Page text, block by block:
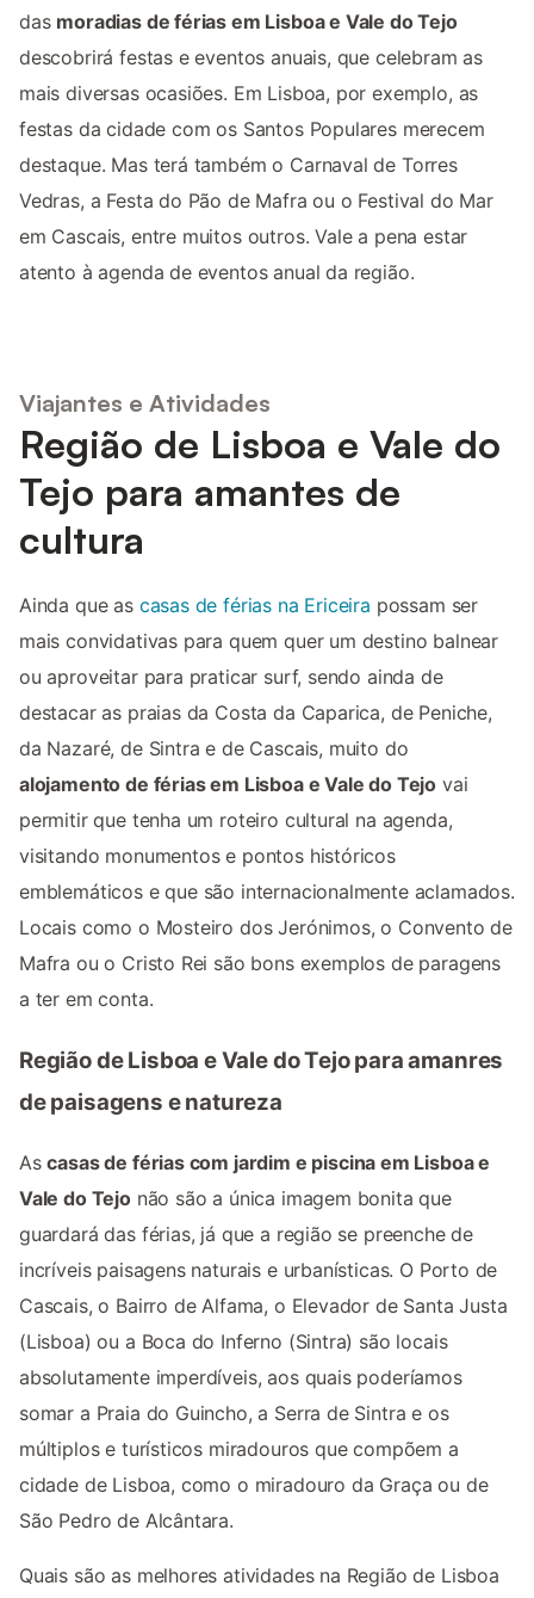
das moradias de férias em Lisboa e Vale do Tejo
descobrirá festas e eventos anuais, que celebram as
mais diversas ocasiões. Em Lisboa, por exemplo, as
festas da cidade com os Santos Populares merecem
destaque. Mas terá também o Carnaval de Torres
Vedras, a Festa do Pão de Mafra ou o Festival do Mar
em Cascais, entre muitos outros. Vale a pena estar
atento à agenda de eventos anual da região.
Viajantes e Atividades
Região de Lisboa e Vale do
Tejo para amantes de
cultura
Ainda que as casas de férias na Ericeira possam ser
mais convidativas para quem quer um destino balnear
ou aproveitar para praticar surf, sendo ainda de
destacar as praias da Costa da Caparica, de Peniche,
da Nazaré, de Sintra e de Cascais, muito do
alojamento de férias em Lisboa e Vale do Tejo vai
permitir que tenha um roteiro cultural na agenda,
visitando monumentos e pontos históricos
emblemáticos e que são internacionalmente aclamados.
Locais como o Mosteiro dos Jerónimos, o Convento de
Mafra ou o Cristo Rei são bons exemplos de paragens
a ter em conta.
Região de Lisboa e Vale do Tejo para amanres
de paisagens e natureza
Ascasas de férias com jardim e piscina em Lisboa e
Vale do Tejonão são a única imagem bonita que
guardará das férias, já que a região se preenche de
incríveis paisagens naturais e urbanísticas. O Porto de
Cascais, o Bairro de Alfama, o Elevador de Santa Justa
(Lisboa) ou a Boca do Inferno (Sintra) são locais
absolutamente imperdíveis, aos quais poderíamos
somar a Praia do Guincho, a Serra de Sintra e os
múltiplos e turísticos miradouros que compõem a
cidade de Lisboa, como o miradouro da Graça ou de
São Pedro de Alcântara.
Quais são as melhores atividades na Região de Lisboa